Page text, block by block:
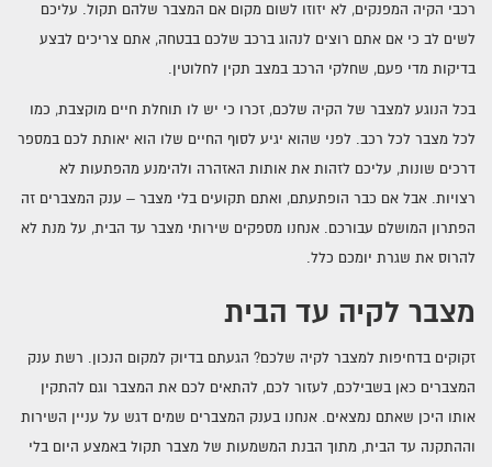
חיפוש לפי סוג רכב
מצבר לאופנוע
מצברים לרכב
מצברים למשאית
מצברים פריקה עמוקה
רכבי הקיה המפנקים, לא יזוזו לשום מקום אם המצבר שלהם תקול. עליכם
לשים לב כי אם אתם רוצים לנהוג ברכב שלכם בבטחה, אתם צריכים לבצע
בדיקות מדי פעם, שחלקי הרכב במצב תקין לחלוטין.
בכל הנוגע למצבר של הקיה שלכם, זכרו כי יש לו תוחלת חיים מוקצבת, כמו
לכל מצבר לכל רכב. לפני שהוא יגיע לסוף החיים שלו הוא יאותת לכם במספר
דרכים שונות, עליכם לזהות את אותות האזהרה ולהימנע מהפתעות לא
רצויות. אבל אם כבר הופתעתם, ואתם תקועים בלי מצבר – ענק המצברים זה
הפתרון המושלם עבורכם. אנחנו מספקים שירותי מצבר עד הבית, על מנת לא
להרוס את שגרת יומכם כלל.
מצבר לקיה עד הבית
זקוקים בדחיפות למצבר לקיה שלכם? הגעתם בדיוק למקום הנכון. רשת ענק
המצברים כאן בשבילכם, לעזור לכם, להתאים לכם את המצבר וגם להתקין
אותו היכן שאתם נמצאים. אנחנו בענק המצברים שמים דגש על עניין השירות
וההתקנה עד הבית, מתוך הבנת המשמעות של מצבר תקול באמצע היום בלי